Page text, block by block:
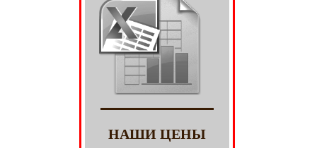
НАШИ ЦЕНЫ